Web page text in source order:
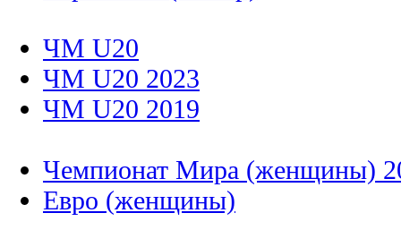
ЧМ U20
ЧМ U20 2023
ЧМ U20 2019
Чемпионат Мира (женщины)
Евро (женщины)